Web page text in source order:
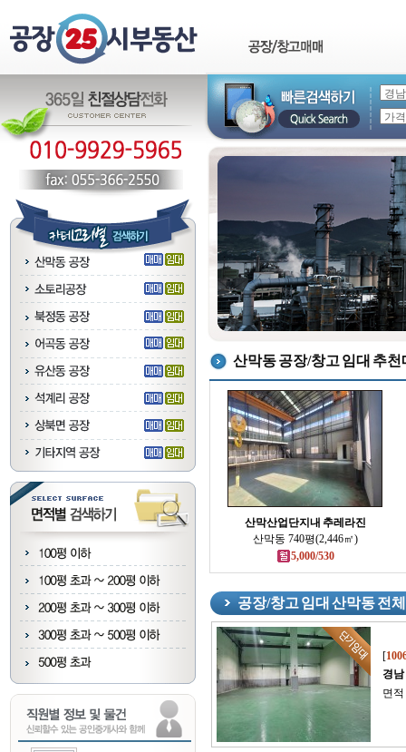
산막동 공장/창고 임대 추천
산막산업단지내 추레라진
산막동 740평(2,446㎡)
5,000/530
공장/창고 임대 산막동 전
[
경
면